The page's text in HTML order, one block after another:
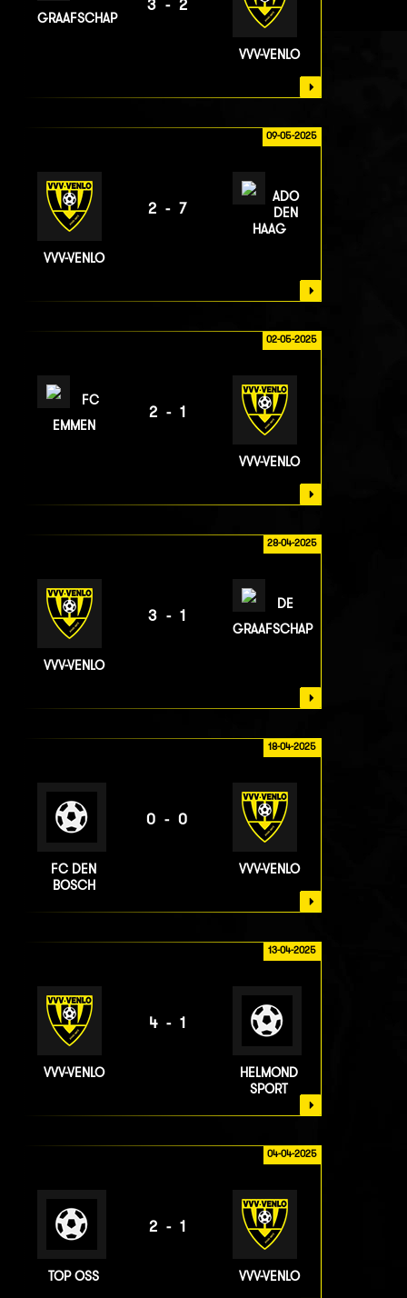
GRAAFSCHAP
3-2
VVV-VENLO
09-05-2025
VVV-VENLO
2-7
ADO
DEN
HAAG
02-05-2025
FC
EMMEN
2-1
VVV-VENLO
28-04-2025
VVV-VENLO
3-1
DE
GRAAFSCHAP
18-04-2025
FC DEN
BOSCH
0-0
VVV-VENLO
13-04-2025
VVV-VENLO
4-1
HELMOND
SPORT
04-04-2025
TOP OSS
2-1
VVV-VENLO